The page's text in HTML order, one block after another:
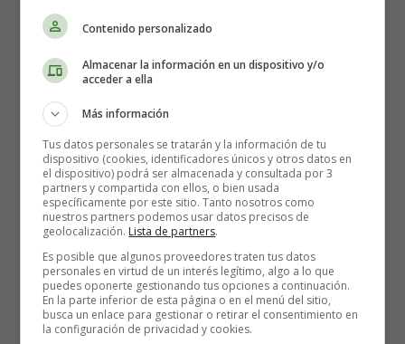
ayudan a una digestión saludable. Mientras que los
son claros, algunos cuestionan la seguridad de introducir
Además, dado que el Kombucha es una gran fuente de
probióticos, muchos se preguntan si las mujeres
embarazadas deben evitarlo por este motivo.
Aunque no hay pruebas definitivas y concluyentes, el
consenso general entre la comunidad médica es que
mujeres embarazadas. Además, una investigación
limitada también muestra que los probióticos no están
asociados con abortos espontáneos o malformaciones
infantiles. De hecho, los probióticos pueden ser útiles
Contenido personalizado
Almacenar la información en un dispositivo y/o
acceder a ella
Más información
Tus datos personales se tratarán y la información de tu
dispositivo (cookies, identificadores únicos y otros datos en
el dispositivo) podrá ser almacenada y consultada por 3
partners y compartida con ellos, o bien usada
específicamente por este sitio. Tanto nosotros como
nuestros partners podemos usar datos precisos de
geolocalización. Lista de partners.
Es posible que algunos proveedores traten tus datos
personales en virtud de un interés legítimo, algo a lo que
puedes oponerte gestionando tus opciones a continuación.
En la parte inferior de esta página o en el menú del sitio,
busca un enlace para gestionar o retirar el consentimiento en
la configuración de privacidad y cookies.